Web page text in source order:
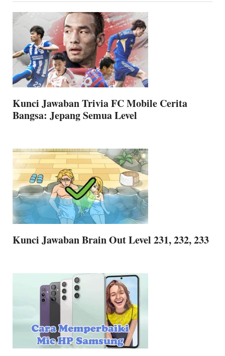
Kunci Jawaban Trivia FC Mobile Cerita
Bangsa: Jepang Semua Level
Kunci Jawaban Brain Out Level 231, 232, 233